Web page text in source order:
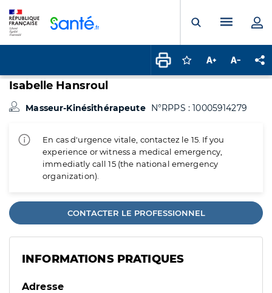
Ouvrir laMenu
Connectez-vous
Augmenter la
Isabelle Hansroul
Masseur-Kinésithérapeute N°RPPS : 10005914279
En cas d'urgence vitale, contactez le 15. If you
experience or witness a medical emergency,
immediatly call 15 (the national emergency
organization).
CONTACTER LE PROFESSIONNEL
INFORMATIONS PRATIQUES
Adresse